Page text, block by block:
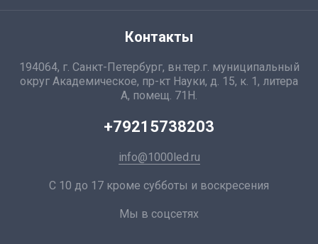
Контакты
194064, г. Санкт-Петербург, вн.тер.г. муниципальный
округ Академическое, пр-кт Науки, д. 15, к. 1, литера
А, помещ. 71Н.
+79215738203
info@1000led.ru
С 10 до 17 кроме субботы и воскресения
Мы в соцсетях